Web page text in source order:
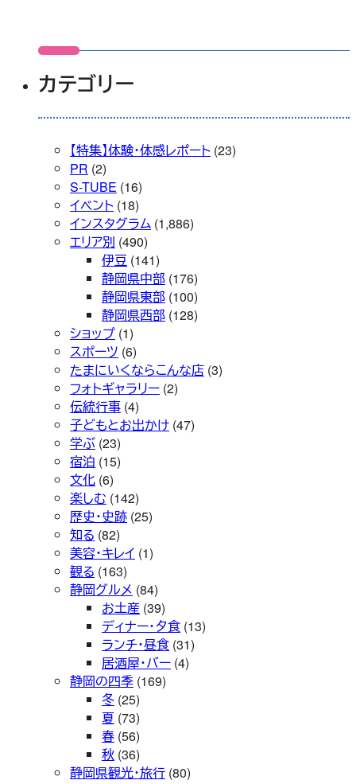
カテゴリー
【特集】体験・体感レポート (23)
PR (2)
S-TUBE (16)
イベント (18)
インスタグラム (1,886)
エリア別 (490)
伊豆 (141)
静岡県中部 (176)
静岡県東部 (100)
静岡県西部 (128)
ショップ (1)
スポーツ (6)
たまにいくならこんな店 (3)
フォトギャラリー (2)
伝統行事 (4)
子どもとお出かけ (47)
学ぶ (23)
宿泊 (15)
文化 (6)
楽しむ (142)
歴史・史跡 (25)
知る (82)
美容・キレイ (1)
観る (163)
静岡グルメ (84)
お土産 (39)
ディナー・夕食 (13)
ランチ・昼食 (31)
居酒屋・バー (4)
静岡の四季 (169)
冬 (25)
夏 (73)
春 (56)
秋 (36)
静岡県観光・旅行 (80)